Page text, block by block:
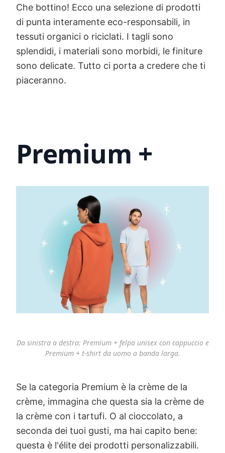
Che bottino! Ecco una selezione di prodotti
di punta interamente eco-responsabili, in
tessuti organici o riciclati. I tagli sono
splendidi, i materiali sono morbidi, le finiture
sono delicate. Tutto ci porta a credere che ti
piaceranno.
Premium +
Da sinistra a destra: Premium + felpa unisex con cappuccio e
Premium + t-shirt da uomo a banda larga.
Se la categoria Premium è la crème de la
crème, immagina che questa sia la crème de
la crème con i tartufi. O al cioccolato, a
seconda dei tuoi gusti, ma hai capito bene:
questa è l'élite dei prodotti personalizzabili.